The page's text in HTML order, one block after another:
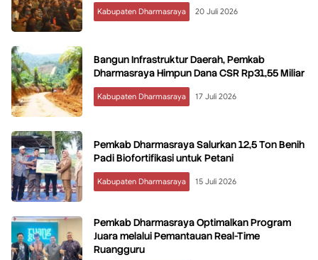
Kabupaten Dharmasraya 20 Juli 2026
Bangun Infrastruktur Daerah, Pemkab
Dharmasraya Himpun Dana CSR Rp31,55 Miliar
Kabupaten Dharmasraya 17 Juli 2026
Pemkab Dharmasraya Salurkan 12,5 Ton Benih
Padi Biofortifikasi untuk Petani
Kabupaten Dharmasraya 15 Juli 2026
Pemkab Dharmasraya Optimalkan Program
Juara melalui Pemantauan Real-Time
Ruangguru